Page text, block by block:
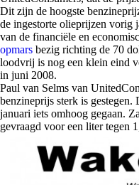
Dit zijn de hoogste
de ingestorte olieprijzen vorig
van de financiële en
opmars bezig richting de 70
loodvrij is nog een klein eind
in juni 2008.
Paul van Selms van
benzineprijs sterk is gestegen.
januari iets omhoog gegaan.
gevraagd voor een liter tegen